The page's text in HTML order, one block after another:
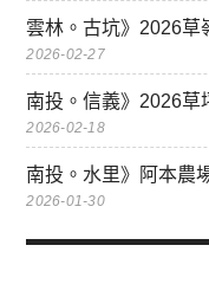
雲林。古坑》2026草
2026-02-27
南投。信義》2026草
2026-02-18
南投。水里》阿本農
2026-01-30